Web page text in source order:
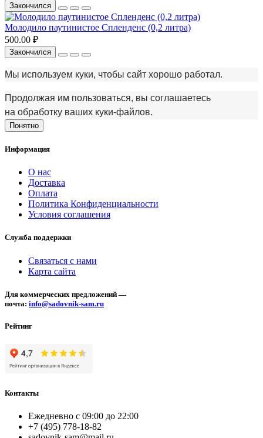
Закончился
Молодило паутинистое Спленденс (0,2 литра)
500.00 ₽
Закончился
Мы используем куки, чтобы сайт хорошо работал.
Продолжая им пользоваться, вы соглашаетесь
на обработку ваших куки‑файлов.
Понятно
Информация
О нас
Доставка
Оплата
Политика Конфиденциальности
Условия соглашения
Служба поддержки
Связаться с нами
Карта сайта
Для коммерческих предложений —
почта: info@sadovnik-sam.ru
Рейтинг
Контакты
Ежедневно с 09:00 до 22:00
+7 (495) 778-18-82